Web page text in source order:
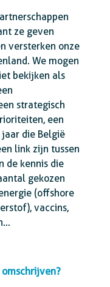
ze geven
versterken onze
We mogen
bekijken als
strategisch
een
die België
link zijn tussen
de kennis die
gekozen
(offshore
vaccins,
omschrijven?